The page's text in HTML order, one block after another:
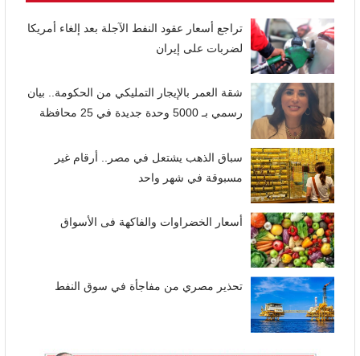
تراجع أسعار عقود النفط الآجلة بعد إلغاء أمريكا
لضربات على إيران
شقة العمر بالإيجار التمليكي من الحكومة.. بيان
رسمي بـ 5000 وحدة جديدة في 25 محافظة
سباق الذهب يشتعل في مصر.. أرقام غير
مسبوقة في شهر واحد
أسعار الخضراوات والفاكهة فى الأسواق
تحذير مصري من مفاجأة في سوق النفط